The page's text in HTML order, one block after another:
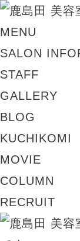
MENU
SALON
STAFF
GALLERY
BLOG
KUCHIKOMI
MOVIE
COLUMN
RECRUIT